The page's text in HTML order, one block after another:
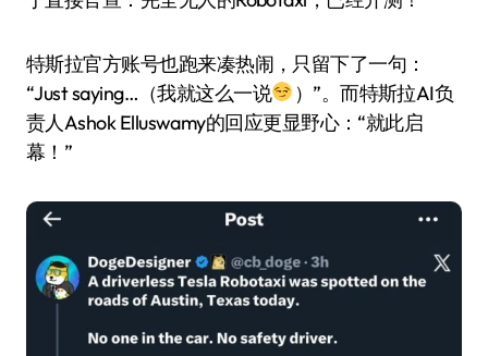
特斯拉官方账号也跑来凑热闹，只留下了一句：
“Just saying…（我就这么一说
）”。而特斯拉AI负
责人Ashok Elluswamy的回应更显野心：“就此启
幕！”